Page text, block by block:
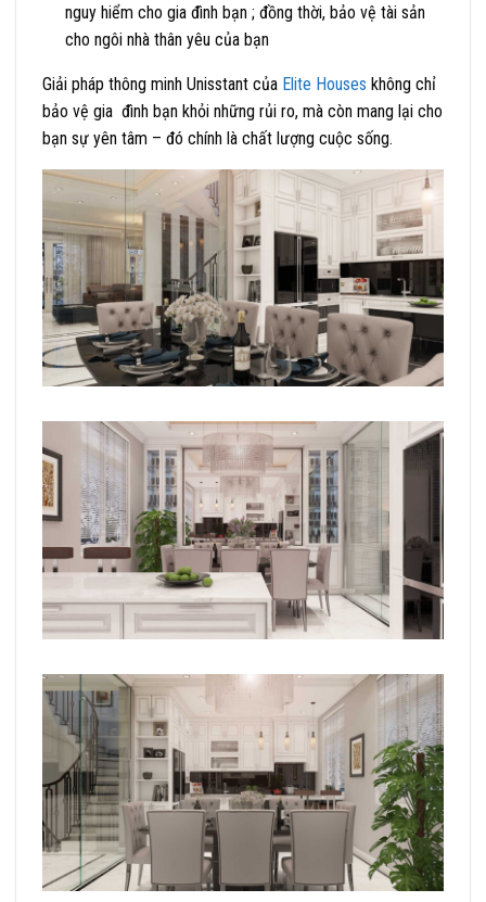
nguy hiểm cho gia đình bạn ; đồng thời, bảo vệ tài sản
cho ngôi nhà thân yêu của bạn
Giải pháp thông minh Unisstant của Elite Houses không chỉ
bảo vệ gia đình bạn khỏi những rủi ro, mà còn mang lại cho
bạn sự yên tâm – đó chính là chất lượng cuộc sống.